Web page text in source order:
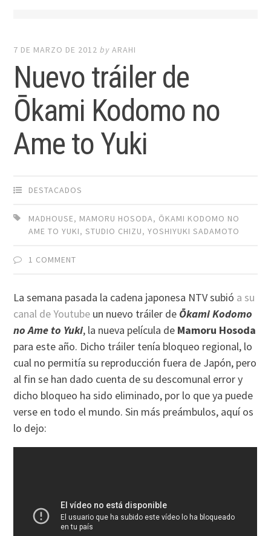
7 DE MARZO DE 2012 byARAHI
Nuevo tráiler de
Ōkami Kodomo no
Ame to Yuki
DESTACADOS
MADHOUSE, MAMORU HOSODA, ŌKAMI KODOMO NO
AME TO YUKI,STUDIO CHIZU,YOSHIYUKI SADAMOTO
1 COMMENT
La semana pasada la cadena japonesa NTV subió a su
canal de Youtube un nuevo tráiler de Ōkami Kodomo
no Ame to Yuki, la nueva película de Mamoru Hosoda
para este año. Dicho tráiler tenía bloqueo regional, lo
cual no permitía su reproducción fuera de Japón, pero
al fin se han dado cuenta de su descomunal error y
dicho bloqueo ha sido eliminado, por lo que ya puede
verse en todo el mundo. Sin más preámbulos, aquí os
lo dejo: